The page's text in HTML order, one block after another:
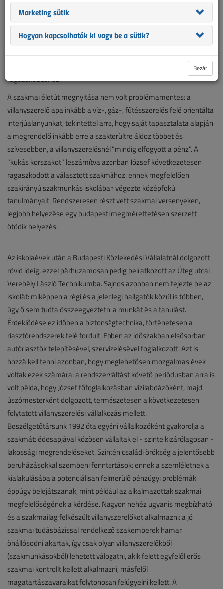
Családi hagyomány alapján
Sorozatunk jelen cikkében ifjabb Anfang Józsefet mutatjuk be.
Miként maga a személynév, úgy maga a villanyszerelési
vállalkozás is öröklődik a családban, hasonlóképpen a
ragaszkodáshoz.
A szakmai életút megnyitása nem volt problémamentes: a
villanyszerelő apa inkább a víz-, gáz-, fűtésszerelés felé orientálta
interjúalanyunkat, tekintettel arra, hogy saját tapasztalata alapján
a megrendelő inkább erre a szakterültre áldoz többet és
szívesebben, a villanyszerelésnél "mindig elfogyott a pénz". A
"kukás korszakot" leszámítva azonban József következetesen
ragaszkodott a választott szakmához: ennek megfelelően
szakirányú szakmunkás iskolában végezte középfokú
tanulmányait. Rendszeresen részt vett szakmai versenyeken,
legjobb helyezése egy budapesti megmérettetésen szerzett
ötödik helyezés.
Az iskolaévek után a Budapesti Közlekedési Vállalatnál dolgozott
rövid ideig, ezzel párhuzamosan pedig beiratkozott az Üteg utcai
Verebély László Technikumba. Sajnos azonban nem fejezte be az
iskolát: miképpen a régi és a jelenlegi hallgatók közül is többen,
úgy ő sem tudta összeegyeztetni a munkát és a tanulást.
Érdeklődése ez időben a biztonságtechnika, történetesen a
riasztórendszerek felé fordult. Ebben az időszakban elsősorban
autóriasztók telepítésével, szervizelésével foglalkozott. Azt is
hozzá kell tenni azonban, hogy meglehetősen mozgalmas évek
voltak ezek számára: a rendszerváltást követő periódusban arra is
volt példa, hogy József főfoglalkozásban vízilabdázóként, majd
úszómesterként dolgozott, természetesen a következetesen
folytatott villanyszerelési vállalkozás mellett.
Beszélgetőtársunk 1992 óta egyéni vállalkozóként gyakorolja a
szakmát: édesapjával közösen vállaltak el - szinte kizárólagosan -
lakossági megrendeléseket. Szintén családi örökség a jelentősebb
beruházásokkal szembeni fenntartások: ennek a szemléletnek a
kialakulásába a potenciálisan felmerülő pénzügyi problémák
éppúgy belejátszanak, mint például az alkalmazottak szakmai
megfelelőségének a kérdése. Nagyon nehéz ugyanis megbízható
és a szakmailag felkészült villanyszerelőket alkalmazni: a jó
szakmai tudásbázissal rendelkező szakemberek hamar
önállósodni akartak, így csak olyan villanyszerelőkből
(szakmunkásokból) lehetett válogatni, akik felett egyfelől erős
szakmai kontrollt kellett alkalmazni, másfelől
magatartászavaraikat folytonosan felügyelni kellett. A
Marketing sütik
Hogyan kapcsolhatók ki vagy be a sütik?
Bezár